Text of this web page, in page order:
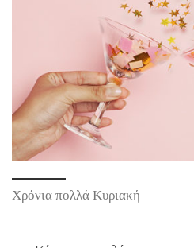
Χρόνια πολλά Κυριακή